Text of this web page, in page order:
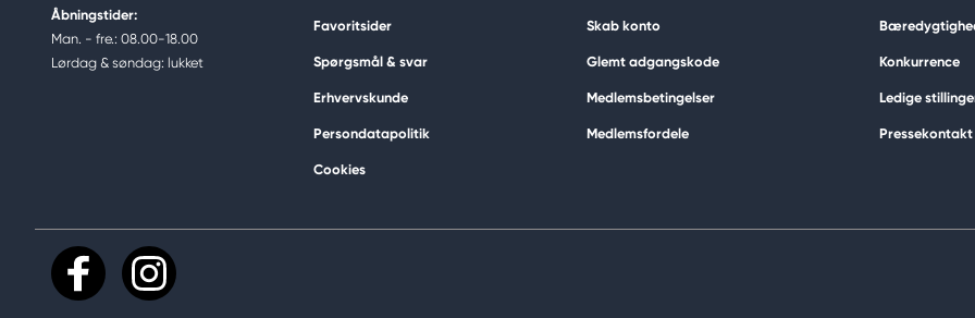
Åbningstider:
Man. - fre.: 08.00-18.00
Lørdag & søndag: lukket
Favoritsider
Spørgsmål & svar
Erhvervskunde
Persondatapolitik
Cookies
Skab konto
Glemt adgangskode
Medlemsbetingelser
Medlemsfordele
Konkurrence
Ledige
Pressekontakt